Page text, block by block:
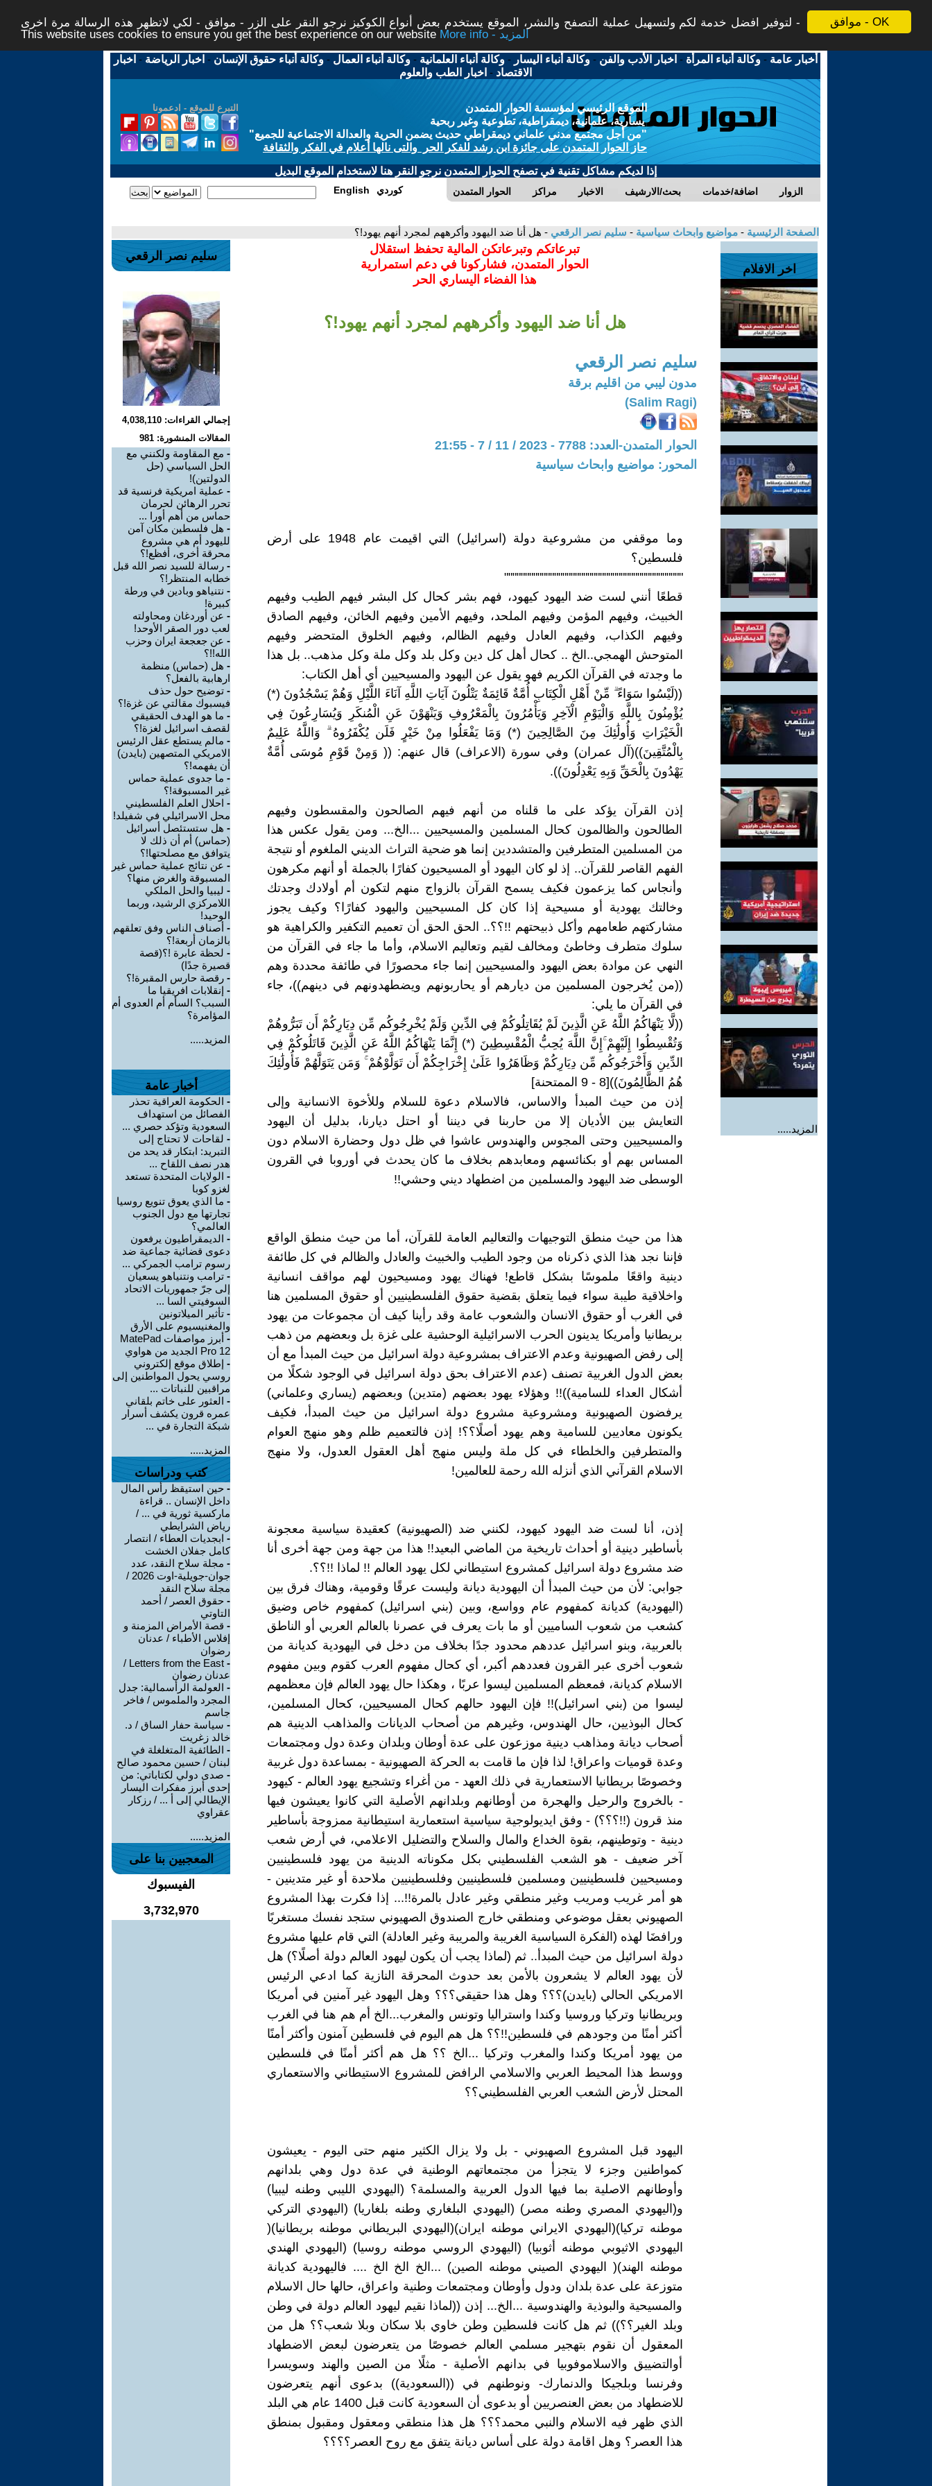
موافق - OK
لتوفير افضل خدمة لكم ولتسهيل عملية التصفح والنشر، الموقع يستخدم بعض أنواع الكوكيز نرجو النقر على الزر - موافق - لكي لاتظهر هذه الرسالة مرة اخرى -
This website uses cookies to ensure you get the best experience on our website
More info - المزيد
أخبار عامة -وكالة أنباء المرأة - اخبار الأدب والفن -وكالة أنباء اليسار -وكالة أنباء العلمانية -وكالة أنباء العمال -وكالة أنباء حقوق الإنسان - اخبار الرياضة - اخبار
الاقتصاد - اخبار الطب والعلوم
التبرع للموقع - ادعمونا
الموقع الرئيسي لمؤسسة الحوار المتمدن
يسارية، علمانية، ديمقراطية، تطوعية وغير ربحية
"من أجل مجتمع مدني علماني ديمقراطي حديث يضمن الحرية والعدالة الاجتماعية للجميع"
حاز الحوار المتمدن على جائزة ابن رشد للفكر الحر والتى نالها أعلام في الفكر والثقافة
إذا لديكم مشاكل تقنية في تصفح الحوار المتمدن نرجو النقر هنا لاستخدام الموقع البديل
الحوار المتمدن مراكز الاخبار بحث/الارشيف اضافة/خدمات الزوار English كوردي
الصفحة الرئيسية - مواضيع وابحاث سياسية - سليم نصر الرقعي - هل أنا ضد اليهود وأكرههم لمجرد أنهم يهود!؟
اخر الافلام
المزيد.....
تبرعاتكم وتبرعاتكن المالية تحفظ استقلال
الحوار المتمدن، فشاركونا في دعم استمرارية
هذا الفضاء اليساري الحر
هل أنا ضد اليهود وأكرههم لمجرد أنهم يهود!؟
سليم نصر الرقعي
مدون ليبي من اقليم برقة
(Salim Ragi)
الحوار المتمدن-العدد: 7788 - 2023 / 11 / 7 - 21:55
المحور: مواضيع وابحاث سياسية
وما موقفي من مشروعية دولة (اسرائيل) التي اقيمت عام 1948 على أرض
فلسطين؟
"""""""""""""""""""""""""""""""""""""""""""
قطعًا أنني لست ضد اليهود كيهود، فهم بشر كحال كل البشر فيهم الطيب وفيهم
الخبيث، وفيهم المؤمن وفيهم الملحد، وفيهم الأمين وفيهم الخائن، وفيهم الصادق
وفيهم الكذاب، وفيهم العادل وفيهم الظالم، وفيهم الخلوق المتحضر وفيهم
المتوحش الهمجي..الخ .. كحال أهل كل دين وكل بلد وكل ملة وكل مذهب.. بل هذا
ما وجدته في القرآن الكريم فهو يقول عن اليهود والمسيحيين أي أهل الكتاب:
((لَيْسُوا سَوَاءً ۗ مِّنْ أَهْلِ الْكِتَابِ أُمَّةٌ قَائِمَةٌ يَتْلُونَ آيَاتِ اللَّهِ آنَاءَ اللَّيْلِ وَهُمْ يَسْجُدُونَ (*)
يُؤْمِنُونَ بِاللَّهِ وَالْيَوْمِ الْآخِرِ وَيَأْمُرُونَ بِالْمَعْرُوفِ وَيَنْهَوْنَ عَنِ الْمُنكَرِ وَيُسَارِعُونَ فِي
الْخَيْرَاتِ وَأُولَٰئِكَ مِنَ الصَّالِحِينَ (*) وَمَا يَفْعَلُوا مِنْ خَيْرٍ فَلَن يُكْفَرُوهُ ۗ وَاللَّهُ عَلِيمٌ
بِالْمُتَّقِينَ))(آل عمران) وفي سورة (الاعراف) قال عنهم: (( وَمِنْ قَوْمِ مُوسَى أُمَّةٌ
يَهْدُونَ بِالْحَقِّ وَبِهِ يَعْدِلُونَ)).
إذن القرآن يؤكد على ما قلناه من أنهم فيهم الصالحون والمقسطون وفيهم
الطالحون والظالمون كحال المسلمين والمسيحيين ...الخ... ومن يقول عكس هذا
من المسلمين المتطرفين والمتشددين إنما هو ضحية التراث الديني الملغوم أو نتيجة
الفهم القاصر للقرآن.. إذ لو كان اليهود أو المسيحيون كفارًا بالجملة أو أنهم مكرهون
وأنجاس كما يزعمون فكيف يسمح القرآن بالزواج منهم لتكون أم أولادك وجدتك
وخالتك يهودية أو مسيحية إذا كان كل المسيحيين واليهود كفارًا؟ وكيف يجوز
مشاركتهم طعامهم وأكل ذبيحتهم !!؟؟.. الحق الحق أن تعميم التكفير والكراهية هو
سلوك متطرف وخاطئ ومخالف لقيم وتعاليم الاسلام، وأما ما جاء في القرآن من
النهي عن موادة بعض اليهود والمسيحيين إنما جاء محصورًا في طائفة محددة وهم
((من يُخرجون المسلمين من ديارهم أو يحاربونهم ويضطهدونهم في دينهم))، جاء
في القرآن ما يلي:
((لَّا يَنْهَاكُمُ اللَّهُ عَنِ الَّذِينَ لَمْ يُقَاتِلُوكُمْ فِي الدِّينِ وَلَمْ يُخْرِجُوكُم مِّن دِيَارِكُمْ أَن تَبَرُّوهُمْ
وَتُقْسِطُوا إِلَيْهِمْ ۚإِنَّ اللَّهَ يُحِبُّ الْمُقْسِطِينَ (*) إِنَّمَا يَنْهَاكُمُ اللَّهُ عَنِ الَّذِينَ قَاتَلُوكُمْ فِي
الدِّينِ وَأَخْرَجُوكُم مِّن دِيَارِكُمْ وَظَاهَرُوا عَلَىٰ إِخْرَاجِكُمْ أَن تَوَلَّوْهُمْ ۚ وَمَن يَتَوَلَّهُمْ فَأُولَٰئِكَ
هُمُ الظَّالِمُونَ))[8 - 9 الممتحنة]
إذن من حيث المبدأ والاساس، فالاسلام دعوة للسلام وللأخوة الانسانية وإلى
التعايش بين الأديان إلا من حاربنا في ديننا أو احتل ديارنا، بدليل أن اليهود
والمسيحيين وحتى المجوس والهندوس عاشوا في ظل دول وحضارة الاسلام دون
المساس بهم أو بكنائسهم ومعابدهم بخلاف ما كان يحدث في أوروبا في القرون
الوسطى ضد اليهود والمسلمين من اضطهاد ديني وحشي!!
هذا من حيث منطق التوجيهات والتعاليم العامة للقرآن، أما من حيث منطق الواقع
فإننا نجد هذا الذي ذكرناه من وجود الطيب والخبيث والعادل والظالم في كل طائفة
دينية واقعًا ملموسًا بشكل قاطع! فهناك يهود ومسيحيون لهم مواقف انسانية
واخلاقية طيبة سواء فيما يتعلق بقضية حقوق الفلسطينيين أو حقوق المسلمين هنا
في الغرب أو حقوق الانسان والشعوب عامة وقد رأينا كيف أن مجموعات من يهود
بريطانيا وأمريكا يدينون الحرب الاسرائيلية الوحشية على غزة بل وبعضهم من ذهب
إلى رفض الصهيونية وعدم الاعتراف بمشروعية دولة اسرائيل من حيث المبدأ مع أن
بعض الدول الغربية تصنف (عدم الاعتراف بحق دولة اسرائيل في الوجود شكلًا من
أشكال العداء للسامية))!! وهؤلاء يهود بعضهم (متدين) وبعضهم (يساري وعلماني)
يرفضون الصهيونية ومشروعية مشروع دولة اسرائيل من حيث المبدأ، فكيف
يكونون معاديين للسامية وهم يهود أصلًا؟؟! إذن فالتعميم ظلم وهو منهج العوام
والمتطرفين والخلطاء في كل ملة وليس منهج أهل العقول العدول، ولا منهج
الاسلام القرآني الذي أنزله الله رحمة للعالمين!
إذن، أنا لست ضد اليهود كيهود، لكنني ضد (الصهيونية) كعقيدة سياسية معجونة
بأساطير دينية أو أحداث تاريخية من الماضي البعيد!! هذا من جهة ومن جهة أخرى أنا
ضد مشروع دولة اسرائيل كمشروع استيطاني لكل يهود العالم !! لماذا !!؟؟.
جوابي: لأن من حيث المبدأ أن اليهودية ديانة وليست عرقًا وقومية، وهناك فرق بين
(اليهودية) كديانة كمفهوم عام وواسع، وبين (بني اسرائيل) كمفهوم خاص وضيق
كشعب من شعوب الساميين أو ما بات يعرف في عصرنا بالعالم العربي أو الناطق
بالعربية، وبنو اسرائيل عددهم محدود جدًا بخلاف من دخل في اليهودية كديانة من
شعوب أخرى عبر القرون فعددهم أكبر، أي كحال مفهوم العرب كقوم وبين مفهوم
الاسلام كديانة، فمعظم المسلمين ليسوا عربًا ، وهكذا حال يهود العالم فإن معظمهم
ليسوا من (بني اسرائيل)!! فإن اليهود حالهم كحال المسيحيين، كحال المسلمين،
كحال البوذيين، حال الهندوس، وغيرهم من أصحاب الديانات والمذاهب الدينية هم
أصحاب ديانة ومذاهب دينية موزعون على عدة أوطان وبلدان وعدة دول ومجتمعات
وعدة قوميات واعراق! لذا فإن ما قامت به الحركة الصهيونية - بمساعدة دول غربية
وخصوصًا بريطانيا الاستعمارية في ذلك العهد - من أغراء وتشجيع يهود العالم - كيهود
- بالخروج والرحيل والهجرة من أوطانهم وبلدانهم الأصلية التي كانوا يعيشون فيها
منذ قرون (!!؟؟؟) - وفق ايديولوجية سياسية استعمارية استيطانية ممزوجة بأساطير
دينية - وتوطينهم، بقوة الخداع والمال والسلاح والتضليل الاعلامي، في أرض شعب
آخر ضعيف - هو الشعب الفلسطيني بكل مكوناته الدينية من يهود فلسطينيين
ومسيحيين فلسطينيين ومسلمين فلسطينيين وفلسطينيين ملاحدة أو غير متدينين -
هو أمر غريب ومريب وغير منطقي وغير عادل بالمرة!!... إذا فكرت بهذا المشروع
الصهيوني بعقل موضوعي ومنطقي خارج الصندوق الصهيوني ستجد نفسك مستغربًا
ورافضَا لهذه (الفكرة السياسية الغريبة والمريبة وغير العادلة) التي قام عليها مشروع
دولة اسرائيل من حيث المبدأ.. ثم (لماذا يجب أن يكون ليهود العالم دولة أصلًا؟) هل
لأن يهود العالم لا يشعرون بالأمن بعد حدوث المحرقة النازية كما ادعي الرئيس
الامريكي الحالي (بايدن)؟؟؟ وهل هذا حقيقي؟؟؟ وهل اليهود غير آمنين في أمريكا
وبريطانيا وتركيا وروسيا وكندا واستراليا وتونس والمغرب...الخ أم هم هنا في الغرب
أكثر أمنًا من وجودهم في فلسطين!!؟؟ هل هم اليوم في فلسطين آمنون وأكثر أمنًا
من يهود أمريكا وكندا والمغرب وتركيا ...الخ ؟؟ هل هم أكثر أمنًا في فلسطين
ووسط هذا المحيط العربي والاسلامي الرافض للمشروع الاستيطاني والاستعماري
المحتل لأرض الشعب العربي الفلسطيني؟؟
اليهود قبل المشروع الصهيوني - بل ولا يزال الكثير منهم حتى اليوم - يعيشون
كمواطنين وجزء لا يتجزأ من مجتمعاتهم الوطنية في عدة دول وهي بلدانهم
وأوطانهم الاصلية بما فيها الدول العربية والمسلمة؟ (اليهودي الليبي وطنه ليبيا)
و(اليهودي المصري وطنه مصر) (اليهودي البلغاري وطنه بلغاريا) (اليهودي التركي
موطنه تركيا)(اليهودي الايراني موطنه ايران)(اليهودي البريطاني موطنه بريطانيا)(
اليهودي الاثيوبي موطنه أثوبيا) (اليهودي الروسي موطنه روسيا) (اليهودي الهندي
موطنه الهند)( اليهودي الصيني موطنه الصين) ...الخ الخ الخ .... فاليهودية كديانة
متوزعة على عدة بلدان ودول وأوطان ومجتمعات وطنية واعراق، حالها حال الاسلام
والمسيحية والبوذية والهندوسية ...الخ... إذن ((لماذا نقيم ليهود العالم دولة في وطن
وبلد الغير؟؟)) ثم هل كانت فلسطين وطن خاوي بلا سكان وبلا شعب؟؟ هل من
المعقول أن نقوم بتهجير مسلمي العالم خصوصًا من يتعرضون لبعض الاضطهاد
أوالتضييق والاسلاموفوبيا في بدانهم الأصلية - مثلًا من الصين والهند وسويسرا
وفرنسا وبلجيكا والدنمارك- ونوطنهم في ((السعودية)) بدعوى أنهم يتعرضون
للاضطهاد من بعض العنصريين أو بدعوى أن السعودية كانت قبل 1400 عام هي البلد
الذي ظهر فيه الاسلام والنبي محمد؟؟؟ هل هذا منطقي ومعقول ومقبول بمنطق
هذا العصر؟ وهل اقامة دولة على أساس ديانة يتفق مع روح العصر؟؟؟؟
سليم نصر الرقعي
إجمالي القراءات: 4,038,110
المقالات المنشورة: 981
- مع المقاومة ولكنني مع
الحل السياسي (حل
الدولتين)!
- عملية امريكية فرنسية قد
تحرر الرهائن لحرمان
حماس من أهم أورا ...
- هل فلسطين مكان آمن
لليهود أم هي مشروع
محرقة أخرى، أفظع!؟
- رسالة للسيد نصر الله قبل
خطابه المنتظر!؟
- نتنياهو وبادين في ورطة
كبيرة!
- عن أوردغان ومحاولته
لعب دور الصقر الأوحد!
- عن جعجعة ايران وحزب
الله!!؟
- هل (حماس) منظمة
ارهابية بالفعل؟
- توضيح حول حذف
فيسبوك مقالتي عن غزة!؟
- ما هو الهدف الحقيقي
لقصف اسرائيل لغزة!؟
- مالم يستطع عقل الرئيس
الامريكي المتصهين (بايدن)
أن يفهمه!؟
- ما جدوى عملية حماس
غير المسبوقة!؟
- احلال العلم الفلسطيني
محل الاسرائيلي في شفيلد!
- هل ستستئصل أسرائيل
(حماس) أم أن ذلك لا
يتوافق مع مصلحتها!؟
- عن نتائج عملية حماس غير
المسبوقة والغرض منها؟
- ليبيا والحل الملكي
اللامركزي الرشيد، وربما
الوحيد!
- أصناف الناس وفق تعلقهم
بالزمان أربعة!؟
- لحظة عابرة !؟(قصة
قصيرة جدًا)
- رقصة حارس المقبرة!؟
- إنقلابات افريقيا ما
السبب؟ السأم أم العدوى أم
المؤامرة؟
المزيد.....
أخبار عامة
- الحكومة العراقية تحذر
الفصائل من استهداف
السعودية وتؤكد حصري ...
- لقاحات لا تحتاج إلى
التبريد: ابتكار قد يحد من
هدر نصف اللقاح ...
- الولايات المتحدة تستعد
لغزو كوبا
- ما الذي يعوق تنويع روسيا
تجارتها مع دول الجنوب
العالمي؟
- الديمقراطيون يرفعون
دعوى قضائية جماعية ضد
رسوم ترامب الجمركي ...
- ترامب ونتنياهو يسعيان
إلى جرّ جمهوريات الاتحاد
السوفيتي السا ...
- تأثير الميلاتونين
والمغنيسيوم على الأرق
-
أبرز مواصفات MatePad
Pro 12 الجديد من هواوي
- إطلاق موقع إلكتروني
روسي يحول المواطنين إلى
مراقبين للنباتات ...
- العثور على خاتم بلقاني
عمره قرون يكشف أسرار
شبكة التجارة في ...
المزيد.....
كتب ودراسات
- حين استيقظ رأس المال
داخل الإنسان .. قراءة
ماركسية ثورية في ... /
رياض الشرايطي
- ابجديات العطاء / انتصار
كامل جفلان الخشت
- مجلة سلاح النقد، عدد
جوان-جويلية-اوت 2026 /
مجلة سلاح النقد
- حقوق العصر / أحمد
التاوتي
- قصة الأمراض المزمنة و
إفلاس الأطباء / عدنان
رضوان
-
Letters from the East /
عدنان رضوان
- العولمة الرأسمالية: جدل
المجرد والملموس / فاخر
جاسم
- سياسة حفار الساق / د.
خالد زغريت
- الطائفية المتغلغلة في
لبنان / حسين محمود صالح
- صدى دولي لكتاباتي: من
إحدى أبرز مفكرات اليسار
الإيطالي إلى أ ... / رزكار
عقراوي
المزيد.....
المعجبين بنا على
الفيسبوك
3,732,970